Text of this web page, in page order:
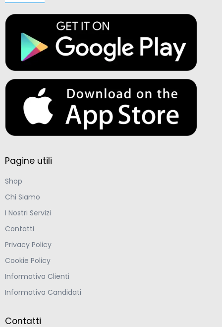
Pagine utili
Shop
Chi Siamo
I Nostri Servizi
Contatti
Privacy Policy
Cookie Policy
Informativa Clienti
Informativa Candidati
Contatti